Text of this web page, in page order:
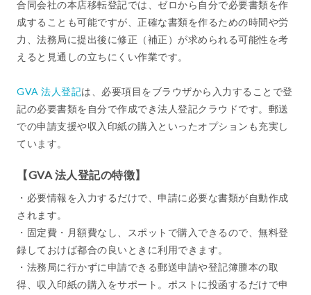
合同会社の本店移転登記では、ゼロから自分で必要書類を作
成することも可能ですが、正確な書類を作るための時間や労
力、法務局に提出後に修正（補正）が求められる可能性を考
えると見通しの立ちにくい作業です。
GVA 法人登記は、必要項目をブラウザから入力することで登
記の必要書類を自分で作成でき法人登記クラウドです。郵送
での申請支援や収入印紙の購入といったオプションも充実し
ています。
【GVA 法人登記の特徴】
・必要情報を入力するだけで、申請に必要な書類が自動作成
されます。
・固定費・月額費なし、スポットで購入できるので、無料登
録しておけば都合の良いときに利用できます。
・法務局に行かずに申請できる郵送申請や登記簿謄本の取
得、収入印紙の購入をサポート。ポストに投函するだけで申